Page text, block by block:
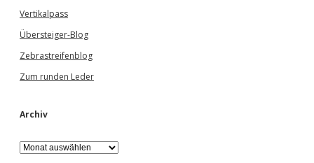
Vertikalpass
Übersteiger-Blog
Zebrastreifenblog
Zum runden Leder
Archiv
A
r